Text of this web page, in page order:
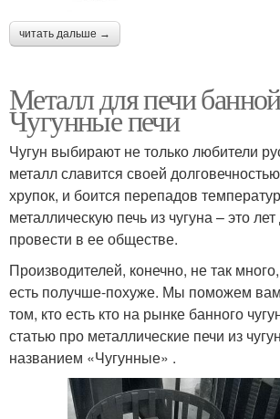
читать дальше →
Металл для печи
Чугунные печи
Чугун выбирают не только любители
металл славится своей
хрупок, и боится перепадов
металлическую печь из чугуна – это
провести в ее обществе.
Производителей, конечно, не так
есть получше-похуже. Мы поможем вам
том, кто есть кто на рынке банного
статью про металлические печи из
названием «Чугунные» .